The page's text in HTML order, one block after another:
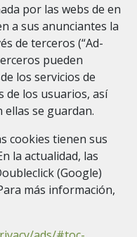
por las webs de en
a sus anunciantes la
de terceros (“Ad-
pueden
los servicios de
de los usuarios, así
ellas se guardan.
cookies tienen sus
la actualidad, las
(Google)
más información,